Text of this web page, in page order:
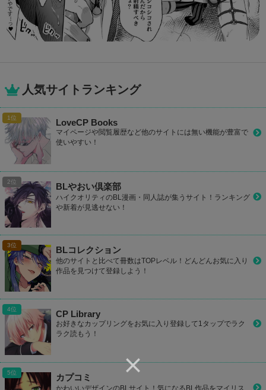
人気サイトランキング
LoveCP Books
マイページや閲覧履歴など他のサイトには無い機能が豊富で
使いやすい！
BLやおい倶楽部
ハイクオリティのBL漫画・同人誌が集うサイト！ランキング
や新着が見逃せない！
BLコレクション
他のサイトと比べて冊数はTOPレベル！どんどんお気に入り
作品を見つけて登録しよう！
CP Library
お好きなカップリングをお気に入り登録して1タップでラク
ラク読もう！
カプコミ
かわいいデザインのBLサイト！気になるBL作品をマイリス